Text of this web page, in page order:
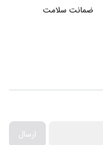
ضمانت سلامت
ارسال